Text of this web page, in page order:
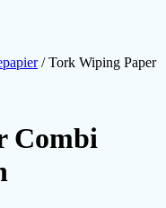
/ Tork Wiping Paper
Combi